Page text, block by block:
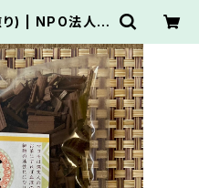
) | NPO法人メ